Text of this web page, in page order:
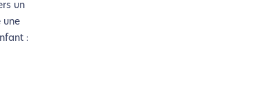
de l’écoconception.
un
une
: